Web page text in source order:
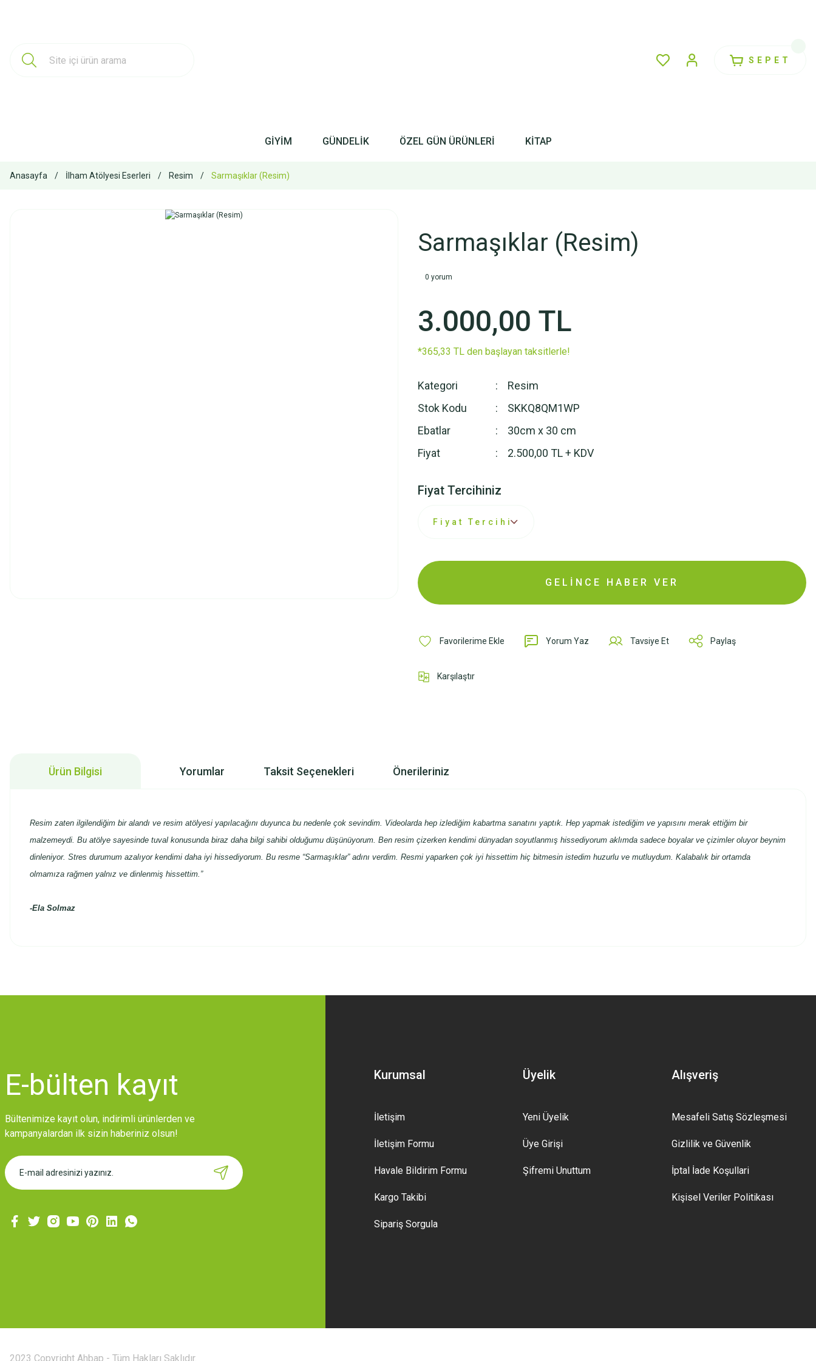
SEPET
GİYİM GÜNDELİK ÖZEL GÜN ÜRÜNLERİ KİTAP
Anasayfa İlham Atölyesi Eserleri Resim Sarmaşıklar (Resim)
Sarmaşıklar (Resim)
0 yorum
3.000,00 TL
*365,33 TL den başlayan taksitlerle!
Kategori
Resim
Stok Kodu
SKKQ8QM1WP
Ebatlar
30cm x 30 cm
Fiyat
2.500,00 TL + KDV
Fiyat Tercihiniz
GELİNCE HABER VER
Yorum Yaz Tavsiye Et Paylaş
Karşılaştır
Ürün Bilgisi Yorumlar Taksit Seçenekleri Önerileriniz
Resim zaten ilgilendiğim bir alandı ve resim atölyesi yapılacağını duyunca bu nedenle çok sevindim. Videolarda hep izlediğim kabartma sanatını yaptık. Hep yapmak istediğim ve yapısını merak ettiğim bir
malzemeydi. Bu atölye sayesinde tuval konusunda biraz daha bilgi sahibi olduğumu düşünüyorum. Ben resim çizerken kendimi dünyadan soyutlanmış hissediyorum aklımda sadece boyalar ve çizimler oluyor beynim
dinleniyor. Stres durumum azalıyor kendimi daha iyi hissediyorum. Bu resme “Sarmaşıklar” adını verdim. Resmi yaparken çok iyi hissettim hiç bitmesin istedim huzurlu ve mutluydum. Kalabalık bir ortamda
olmamıza rağmen yalnız ve dinlenmiş hissettim.”
-Ela Solmaz
Bu ürüne ilk yorumu siz yapın!
Bu ürüne benzer farklı alternatifler olmalı.
Gönder
E-bülten kayıt
Bültenimize kayıt olun, indirimli ürünlerden ve
kampanyalardan ilk sizin haberiniz olsun!
Kurumsal
İletişim
İletişim Formu
Havale Bildirim Formu
Kargo Takibi
Sipariş Sorgula
Üyelik
Yeni Üyelik
Üye Girişi
Şifremi Unuttum
Alışveriş
Mesafeli Satış Sözleşmesi
Gizlilik ve Güvenlik
İptal İade Koşullari
Kişisel Veriler Politikası
2023 Copyright Ahbap - Tüm Hakları Saklıdır.